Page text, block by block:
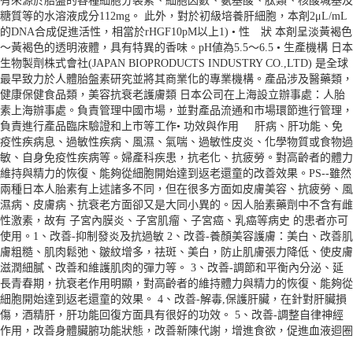
糖質等的水溶液成分112mg。 此外，對於初級培養肝細胞，本剤2μL/mL
的DNA合成促進活性，相當於rHGF10pM以上1) • 性 狀 本剤呈淡黃褐色
～黃褐色的透明液體，具有特異的香味。pH値為5.5～6.5 • 生產機構 日本
生物製劑株式會社(JAPAN BIOPRODUCTS INDUSTRY CO.,LTD) 是全球
最早致力於人體胎盤素研究並將其商業化的專業機構。產品涉及醫藥類，
健康保健食品類，美容抗衰老護膚類 日本公司在上海設立辦事處：人胎
素上海辦事處。負責管理中國市場，並對產品流通和市場環節進行管理，
負責進行產品臨床驗證和上市等工作• 功效與作用 肝病、肝功能、免
疫性疾病息、過敏性疾病、風濕、氣喘、過敏性皮炎、化學物質或食物過
敏、自身免疫性疾病等。婦產科疾患，抗老化、抗疲勞。對高齡者的體力
維持與精力的恢復、能夠從細胞開始達到返老還童的改善效果。PS--雖然
兩種日本人胎素有上述諸多不同，但在很多方面如皮膚美容、抗疲勞、風
濕病、皮膚病、抗衰老方面卻又是大同小異的。因人胎素藥劑中不含有雌
性激素，故有 子宮內膜炎、子宮肌瘤、子宮癌、乳癌等病史 的患者亦可
使用。1、改善-抑制發炎及抗過敏 2、改善-養顏美容護膚：美白、改善肌
膚粗糙、肌肉鬆弛、皺紋增多，祛斑、美白，防止肌膚張力降低、使皮膚
滋潤細膩、改善和維護肌肉的彈力等。 3、改善-調節和平衡內分泌、延
長青春期，抗衰老作用明顯，對高齡者的維持體力與精力的恢復、能夠從
細胞開始達到返老還童的效果。 4、改善-解毒,保護肝臟，在針對肝臟損
傷，酒精肝，肝功能回復方面具有很好的功效。 5、改善-調整自律神經
作用，改善身體臟腑功能狀態，改善新陳代謝，增進食欲，促進血液迴圈